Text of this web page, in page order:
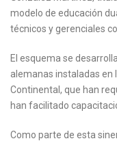
modelo de educación
técnicos y gerenciales
El esquema se
alemanas instaladas en
Continental, que han
han facilitado
Como parte de esta